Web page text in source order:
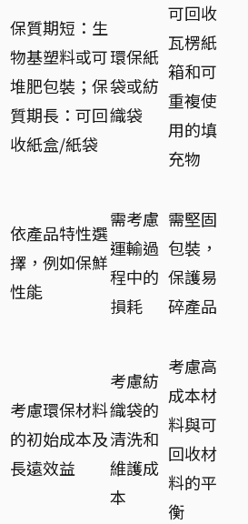
保質期短：生
物基塑料或可
堆肥包裝；保
質期長：可回
收紙盒/紙袋
環保紙
袋或紡
織袋
可回收
瓦楞紙
箱和可
重複使
用的填
充物
依產品特性選
擇，例如保鮮
性能
需考慮
運輸過
程中的
損耗
需堅固
包裝，
保護易
碎產品
考慮環保材料
的初始成本及
長遠效益
考慮紡
織袋的
清洗和
維護成
本
考慮高
成本材
料與可
回收材
料的平
衡